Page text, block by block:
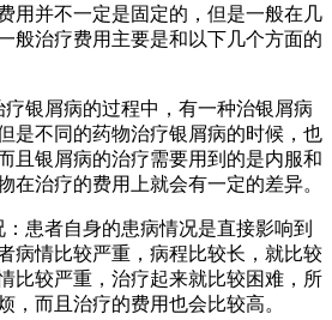
用并不一定是固定的，但是一般在几
般治疗费用主要是和以下几个方面的
银屑病的过程中，有一种治银屑病
是不同的药物治疗银屑病的时候，也
且银屑病的治疗需要用到的是内服和
在治疗的费用上就会有一定的差异。
患者自身的患病情况是直接影响到
病情比较严重，病程比较长，就比较
比较严重，治疗起来就比较困难，所
，而且治疗的费用也会比较高。